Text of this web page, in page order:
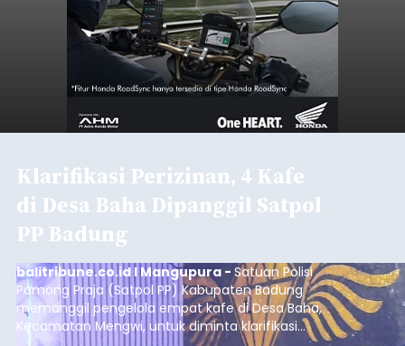
Klarifikasi Perizinan, 4 Kafe
di Desa Baha Dipanggil Satpol
PP Badung
balitribune.co.id I Mangupura - Satuan Polisi
Pamong Praja (Satpol PP) Kabupaten Badung
memanggil pengelola empat kafe di Desa Baha,
Kecamatan Mengwi, untuk diminta klarifikasi